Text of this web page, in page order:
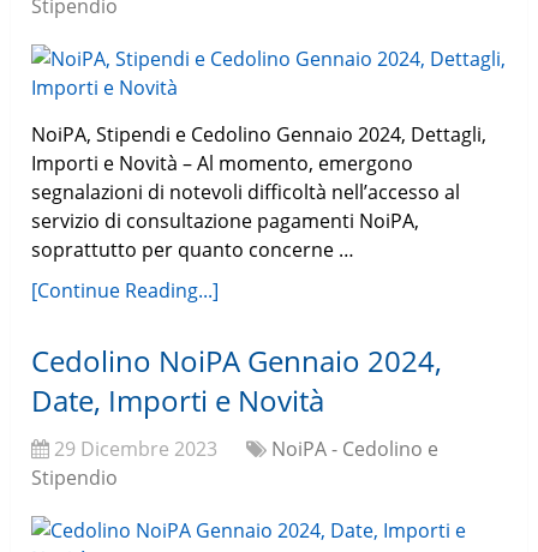
Stipendio
NoiPA, Stipendi e Cedolino Gennaio 2024, Dettagli,
Importi e Novità – Al momento, emergono
segnalazioni di notevoli difficoltà nell’accesso al
servizio di consultazione pagamenti NoiPA,
soprattutto per quanto concerne …
[Continue Reading...]
Cedolino NoiPA Gennaio 2024,
Date, Importi e Novità
29 Dicembre 2023
NoiPA - Cedolino e
Stipendio